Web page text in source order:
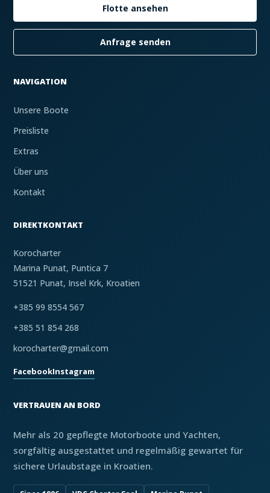
Flotte ansehen
Anfrage senden
NAVIGATION
Unsere Boote
Preisliste
Extras
Über uns
Kontakt
DIREKTKONTAKT
Korocharter
Marina Punat, Puntica 7
51521 Punat, Insel Krk, Kroatien
+385 99 8554 567
+385 51 854 268
korocharter@gmail.com
FacebookInstagram
VERTRAUEN AN BORD
Mehr als 20 gepflegte Motorboote und Yachten,
sorgfältig ausgestattet und regelmäßig gewartet für
sichere Urlaubstage in Kroatien.